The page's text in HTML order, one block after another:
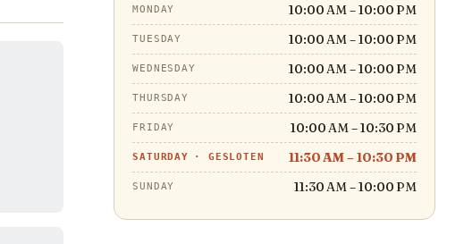
MONDAY 10:00 AM – 10:00 PM
TUESDAY 10:00 AM – 10:00 PM
WEDNESDAY 10:00 AM – 10:00 PM
THURSDAY 10:00 AM – 10:00 PM
FRIDAY 10:00 AM – 10:30 PM
SATURDAY · GESLOTEN 11:30 AM – 10:30 PM
SUNDAY 11:30 AM – 10:00 PM